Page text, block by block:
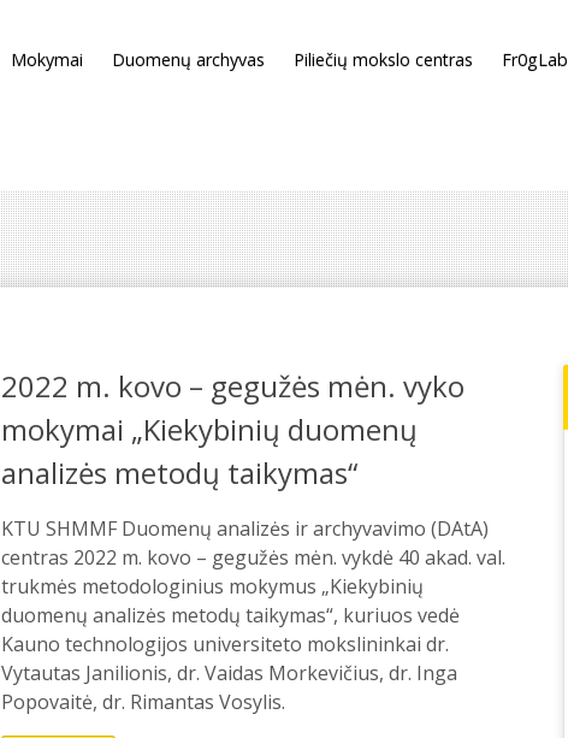
Mokymai Duomenų archyvas Piliečių mokslo centras Fr0gLab
2022 m. kovo – gegužės mėn. vyko
mokymai „Kiekybinių duomenų
analizės metodų taikymas“
KTU SHMMF Duomenų analizės ir archyvavimo (DAtA)
centras 2022 m. kovo – gegužės mėn. vykdė 40 akad. val.
trukmės metodologinius mokymus „Kiekybinių
duomenų analizės metodų taikymas“, kuriuos vedė
Kauno technologijos universiteto mokslininkai dr.
Vytautas Janilionis, dr. Vaidas Morkevičius, dr. Inga
Popovaitė, dr. Rimantas Vosylis.